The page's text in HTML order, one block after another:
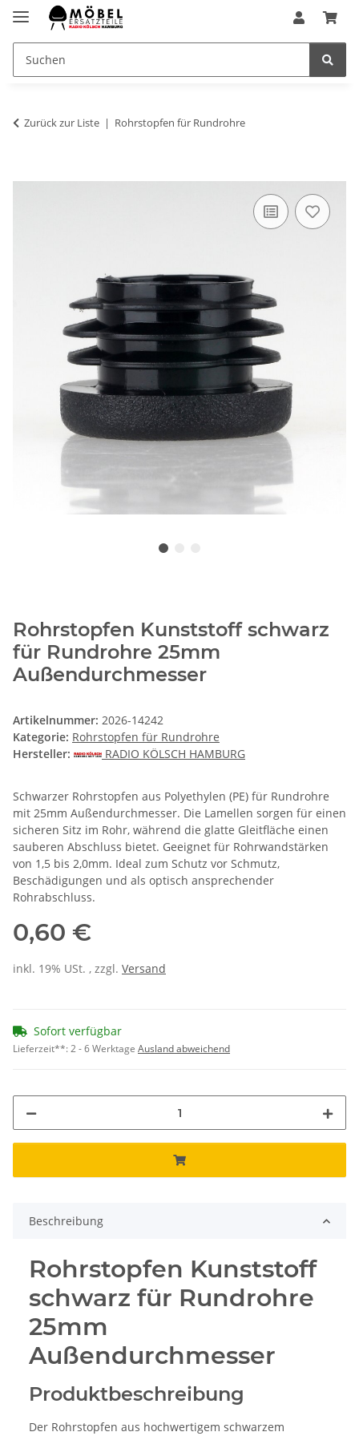
Zurück zur Liste Rohrstopfen für Rundrohre
Rohrstopfen Kunststoff schwarz
für Rundrohre 25mm
Außendurchmesser
Artikelnummer: 2026-14242
Kategorie: Rohrstopfen für Rundrohre
Hersteller:
RADIO KÖLSCH HAMBURG
Schwarzer Rohrstopfen aus Polyethylen (PE) für Rundrohre
mit 25mm Außendurchmesser. Die Lamellen sorgen für einen
sicheren Sitz im Rohr, während die glatte Gleitfläche einen
sauberen Abschluss bietet. Geeignet für Rohrwandstärken
von 1,5 bis 2,0mm. Ideal zum Schutz vor Schmutz,
Beschädigungen und als optisch ansprechender
Rohrabschluss.
0,60 €
inkl. 19% USt. , zzgl. Versand
Sofort verfügbar
Lieferzeit**:2 - 6 Werktage Ausland abweichend
Beschreibung
Rohrstopfen Kunststoff
schwarz für Rundrohre
25mm
Außendurchmesser
Produktbeschreibung
Der Rohrstopfen aus hochwertigem schwarzem